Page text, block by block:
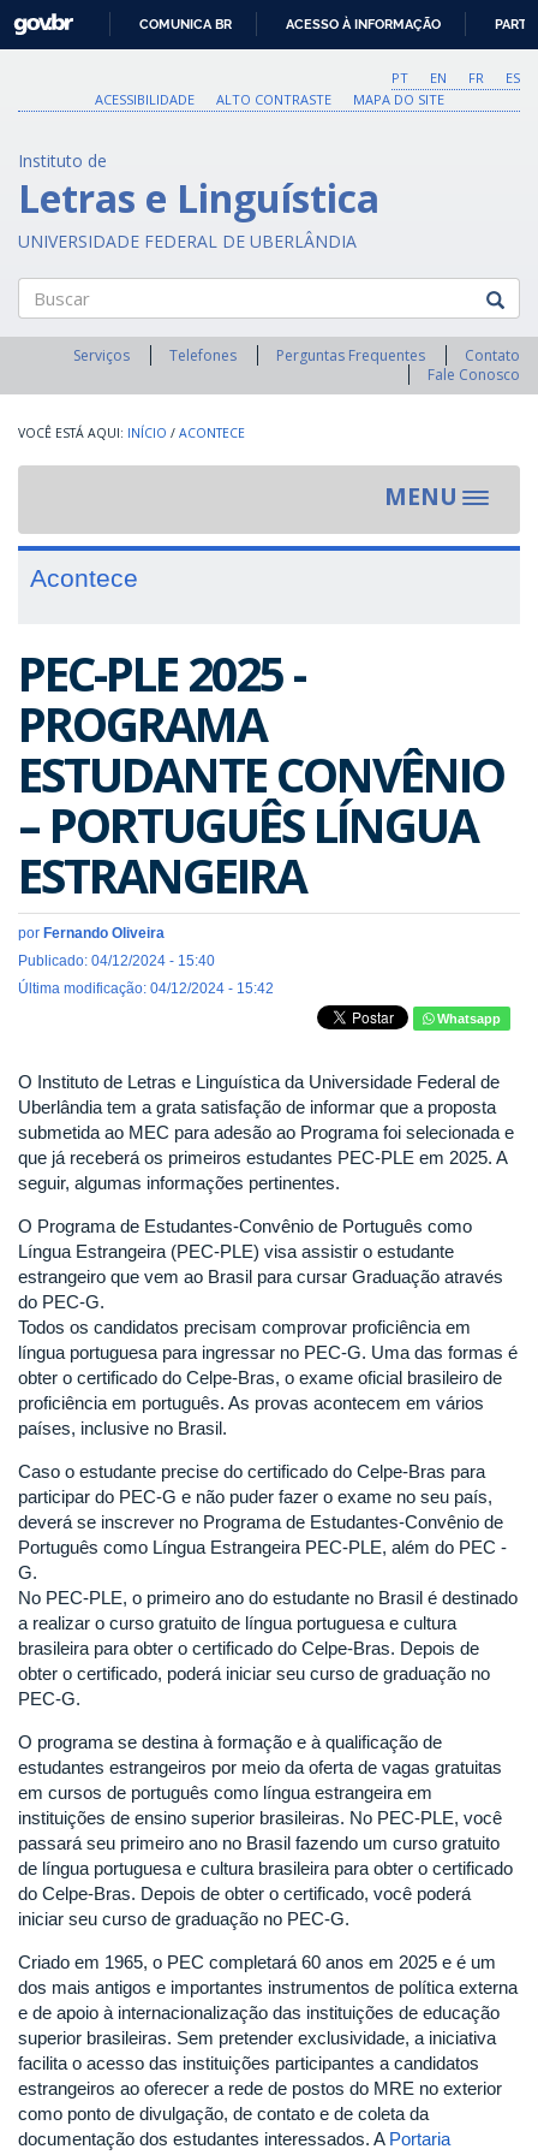
O
CONTEÚDO
GOVBR
COMUNICA BR ACESSO À INFORMAÇÃO
PT EN FR
ES
ACESSIBILIDADE
ALTO CONTRASTE MAPA DO SITE
Instituto de
Letras e Linguística
UNIVERSIDADE FEDERAL DE UBERLÂNDIA
Buscar
Serviços Telefones Perguntas Frequentes
Contato
Fale Conosco
INÍCIO / ACONTECE
MENU
Toggle
Acontece
PEC-PLE 2025 -
PROGRAMA
ESTUDANTE CONVÊNIO
– PORTUGUÊS LÍNGUA
ESTRANGEIRA
por Fernando Oliveira
Publicado: 04/12/2024 - 15:40
Última modificação: 04/12/2024 - 15:42
Whatsapp
O Instituto de Letras e Linguística da Universidade Federal de
Uberlândia tem a grata satisfação de informar que a proposta
submetida ao MEC para adesão ao Programa foi selecionada e
que já receberá os primeiros estudantes PEC-PLE em 2025. A
seguir, algumas informações pertinentes.
O Programa de Estudantes-Convênio de Português como
Língua Estrangeira (PEC-PLE) visa assistir o estudante
estrangeiro que vem ao Brasil para cursar Graduação através
do PEC-G.
Todos os candidatos precisam comprovar proficiência em
língua portuguesa para ingressar no PEC-G. Uma das formas é
obter o certificado do Celpe-Bras, o exame oficial brasileiro de
proficiência em português. As provas acontecem em vários
países, inclusive no Brasil.
Caso o estudante precise do certificado do Celpe-Bras para
participar do PEC-G e não puder fazer o exame no seu país,
deverá se inscrever no Programa de Estudantes-Convênio de
Português como Língua Estrangeira PEC-PLE, além do PEC -
G.
No PEC-PLE, o primeiro ano do estudante no Brasil é destinado
a realizar o curso gratuito de língua portuguesa e cultura
brasileira para obter o certificado do Celpe-Bras. Depois de
obter o certificado, poderá iniciar seu curso de graduação no
PEC-G.
O programa se destina à formação e à qualificação de
estudantes estrangeiros por meio da oferta de vagas gratuitas
em cursos de português como língua estrangeira em
instituições de ensino superior brasileiras. No PEC-PLE, você
passará seu primeiro ano no Brasil fazendo um curso gratuito
de língua portuguesa e cultura brasileira para obter o certificado
do Celpe-Bras. Depois de obter o certificado, você poderá
iniciar seu curso de graduação no PEC-G.
Criado em 1965, o PEC completará 60 anos em 2025 e é um
dos mais antigos e importantes instrumentos de política externa
e de apoio à internacionalização das instituições de educação
superior brasileiras. Sem pretender exclusividade, a iniciativa
facilita o acesso das instituições participantes a candidatos
estrangeiros ao oferecer a rede de postos do MRE no exterior
como ponto de divulgação, de contato e de coleta da
documentação dos estudantes interessados. A Portaria